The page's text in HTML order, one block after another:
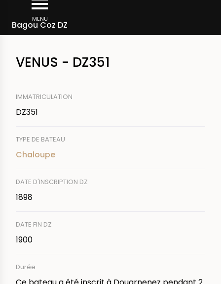
contenu
MENU
Bagou Coz DZ
d'Ariane
Rechercher un bateau
VENUS - DZ351
IMMATRICULATION
DZ351
TYPE DE BATEAU
Chaloupe
DATE D'INSCRIPTION DZ
1898
DATE FIN DZ
1900
Durée